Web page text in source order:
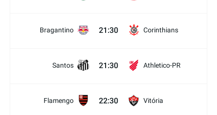
Bragantino 21:30 Corinthians
Santos 21:30 Athletico-PR
Flamengo 22:30 Vitória